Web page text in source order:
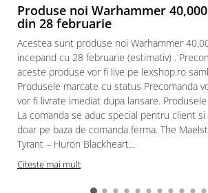
Books and Codex
Accesorii
Figurine
Star Wars figurine
Friday The 13th
Marvel Univers
Figurine diverse
DC Univers
Produse noi Warhammer
din 28 februarie
Acestea sunt produse noi Warhammer
incepand cu 28 februarie (estimativ) .
aceste produse vor fi live pe lexshop.ro
Produsele marcate cu status Precomanda
vor fi livrate imediat dupa lansare.
La comanda se aduc special pentru client
doar pe baza de comanda ferma. The
Tyrant – Huron Blackheart...
Citeste mai mult